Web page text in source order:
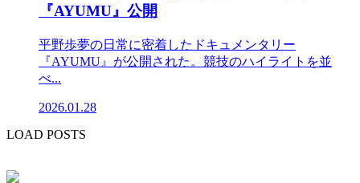
『AYUMU』公開
平野歩夢の日常に密着したドキュメンタリー
『AYUMU』が公開された。競技のハイライトを並
べ...
2026.01.28
LOAD POSTS